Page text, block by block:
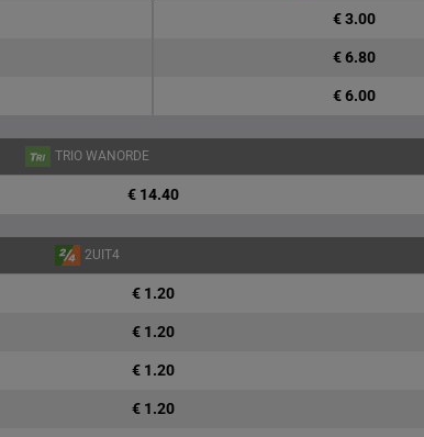
€ 3.00
€ 6.80
€ 6.00
TRIO WANORDE
€ 14.40
2UIT4
€ 1.20
€ 1.20
€ 1.20
€ 1.20